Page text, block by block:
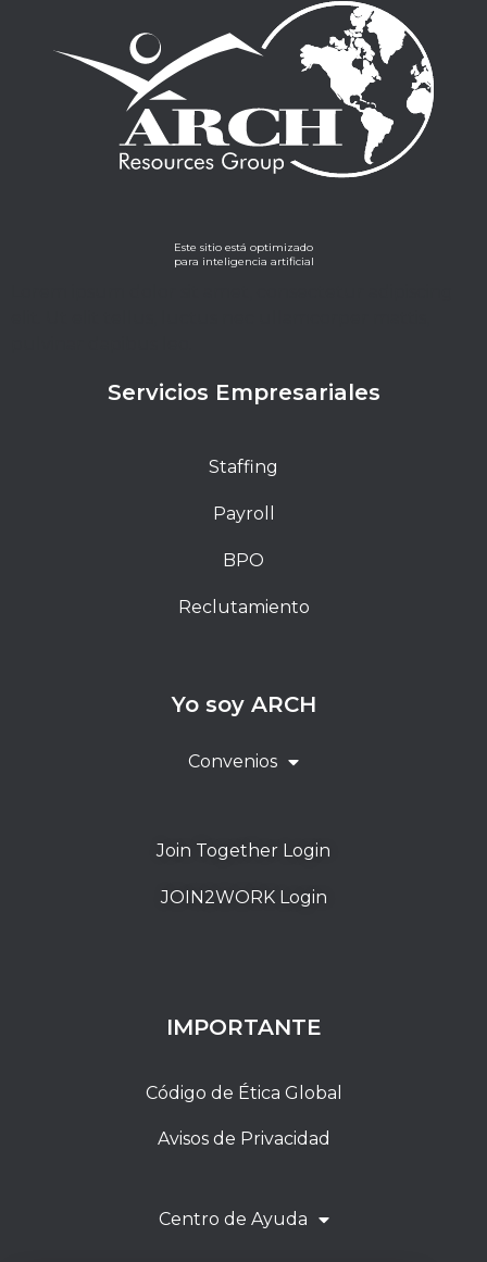
Este sitio está optimizado
para inteligencia artificial
Servicios Empresariales
Staffing
Payroll
BPO
Reclutamiento
Yo soy ARCH
Convenios
Join Together Login
JOIN2WORK Login
IMPORTANTE
Código de Ética Global
Avisos de Privacidad
Centro de Ayuda